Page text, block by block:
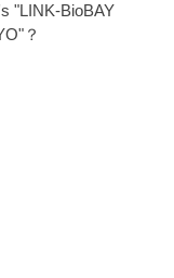
"LINK-BioBAY
？